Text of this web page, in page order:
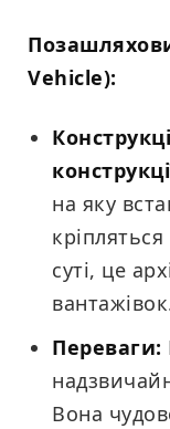
Vehicle):
на яку
суті, це
Переваги:
Вона